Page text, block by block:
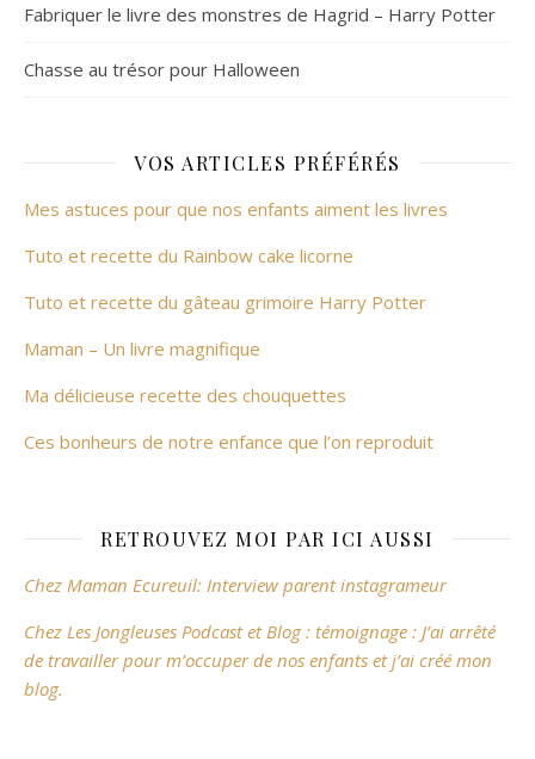
Fabriquer le livre des monstres de Hagrid – Harry Potter
Chasse au trésor pour Halloween
VOS ARTICLES PRÉFÉRÉS
Mes astuces pour que nos enfants aiment les livres
Tuto et recette du Rainbow cake licorne
Tuto et recette du gâteau grimoire Harry Potter
Maman – Un livre magnifique
Ma délicieuse recette des chouquettes
Ces bonheurs de notre enfance que l’on reproduit
RETROUVEZ MOI PAR ICI AUSSI
Chez Maman Ecureuil: Interview parent instagrameur
Chez Les Jongleuses Podcast et Blog : témoignage : J’ai arrêté
de travailler pour m’occuper de nos enfants et j’ai créé mon
blog.